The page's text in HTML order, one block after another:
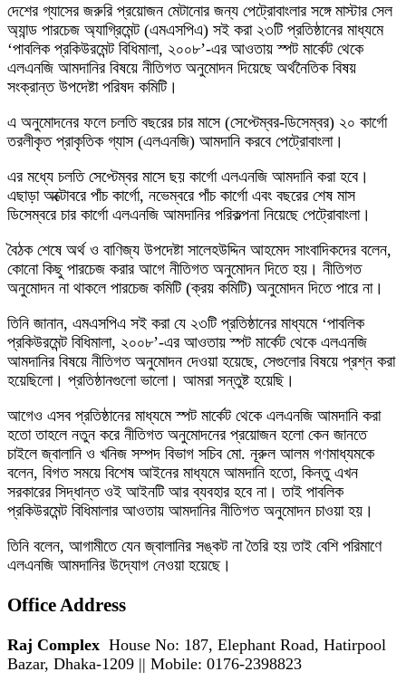
দেশের গ্যাসের জরুরি প্রয়োজন মেটানোর জন্য পেট্রোবাংলার সঙ্গে মাস্টার সেল
অ্যান্ড পারচেজ অ্যাগ্রিমেন্ট (এমএসপিএ) সই করা ২৩টি প্রতিষ্ঠানের মাধ্যমে
‘পাবলিক প্রকিউরমেন্ট বিধিমালা, ২০০৮’-এর আওতায় স্পট মার্কেট থেকে
এলএনজি আমদানির বিষয়ে নীতিগত অনুমোদন দিয়েছে অর্থনৈতিক বিষয়
সংক্রান্ত উপদেষ্টা পরিষদ কমিটি।
এ অনুমোদনের ফলে চলতি বছরের চার মাসে (সেপ্টেম্বর-ডিসেম্বর) ২০ কার্গো
তরলীকৃত প্রাকৃতিক গ্যাস (এলএনজি) আমদানি করবে পেট্রোবাংলা।
এর মধ্যে চলতি সেপ্টেম্বর মাসে ছয় কার্গো এলএনজি আমদানি করা হবে।
এছাড়া অক্টোবরে পাঁচ কার্গো, নভেম্বরে পাঁচ কার্গো এবং বছরের শেষ মাস
ডিসেম্বরে চার কার্গো এলএনজি আমদানির পরিকল্পনা নিয়েছে পেট্রোবাংলা।
বৈঠক শেষে অর্থ ও বাণিজ্য উপদেষ্টা সালেহউদ্দিন আহমেদ সাংবাদিকদের বলেন,
কোনো কিছু পারচেজ করার আগে নীতিগত অনুমোদন দিতে হয়। নীতিগত
অনুমোদন না থাকলে পারচেজ কমিটি (ক্রয় কমিটি) অনুমোদন দিতে পারে না।
তিনি জানান, এমএসপিএ সই করা যে ২৩টি প্রতিষ্ঠানের মাধ্যমে ‘পাবলিক
প্রকিউরমেন্ট বিধিমালা, ২০০৮’-এর আওতায় স্পট মার্কেট থেকে এলএনজি
আমদানির বিষয়ে নীতিগত অনুমোদন দেওয়া হয়েছে, সেগুলোর বিষয়ে প্রশ্ন করা
হয়েছিলো। প্রতিষ্ঠানগুলো ভালো। আমরা সন্তুষ্ট হয়েছি।
আগেও এসব প্রতিষ্ঠানের মাধ্যমে স্পট মার্কেট থেকে এলএনজি আমদানি করা
হতো তাহলে নতুন করে নীতিগত অনুমোদনের প্রয়োজন হলো কেন জানতে
চাইলে জ্বালানি ও খনিজ সম্পদ বিভাগ সচিব মো. নূরুল আলম গণমাধ্যমকে
বলেন, বিগত সময়ে বিশেষ আইনের মাধ্যমে আমদানি হতো, কিন্তু এখন
সরকারের সিদ্ধান্ত ওই আইনটি আর ব্যবহার হবে না। তাই পাবলিক
প্রকিউরমেন্ট বিধিমালার আওতায় আমদানির নীতিগত অনুমোদন চাওয়া হয়।
তিনি বলেন, আগামীতে যেন জ্বালানির সঙ্কট না তৈরি হয় তাই বেশি পরিমাণে
এলএনজি আমদানির উদ্যোগ নেওয়া হয়েছে।
Office Address
Raj Complex House No: 187, Elephant Road, Hatirpool
Bazar, Dhaka-1209 || Mobile: 0176-2398823